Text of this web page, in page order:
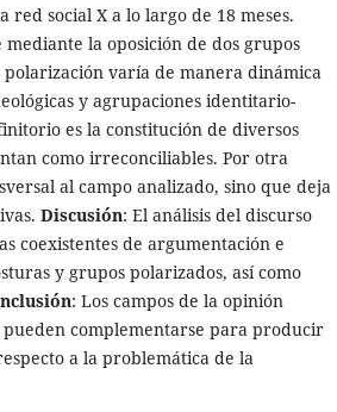
red social X a lo largo de 18 meses.
la oposición de dos grupos
varía de manera dinámica
y agrupaciones identitario-
es la constitución de diversos
como irreconciliables. Por otra
al campo analizado, sino que deja
Discusión: El análisis del discurso
coexistentes de argumentación e
y grupos polarizados, así como
: Los campos de la opinión
complementarse para producir
a la problemática de la